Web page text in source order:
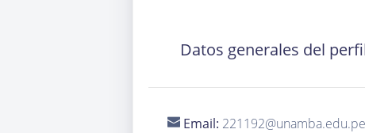
Datos generales del
Email: 221192@unamba.edu.pe